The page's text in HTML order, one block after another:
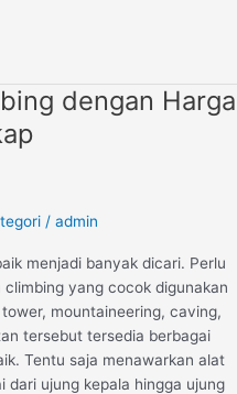
dengan Harga
/ admin
menjadi banyak dicari. Perlu
yang cocok digunakan
mountaineering, caving,
tersebut tersedia berbagai
Tentu saja menawarkan alat
dari ujung kepala hingga ujung